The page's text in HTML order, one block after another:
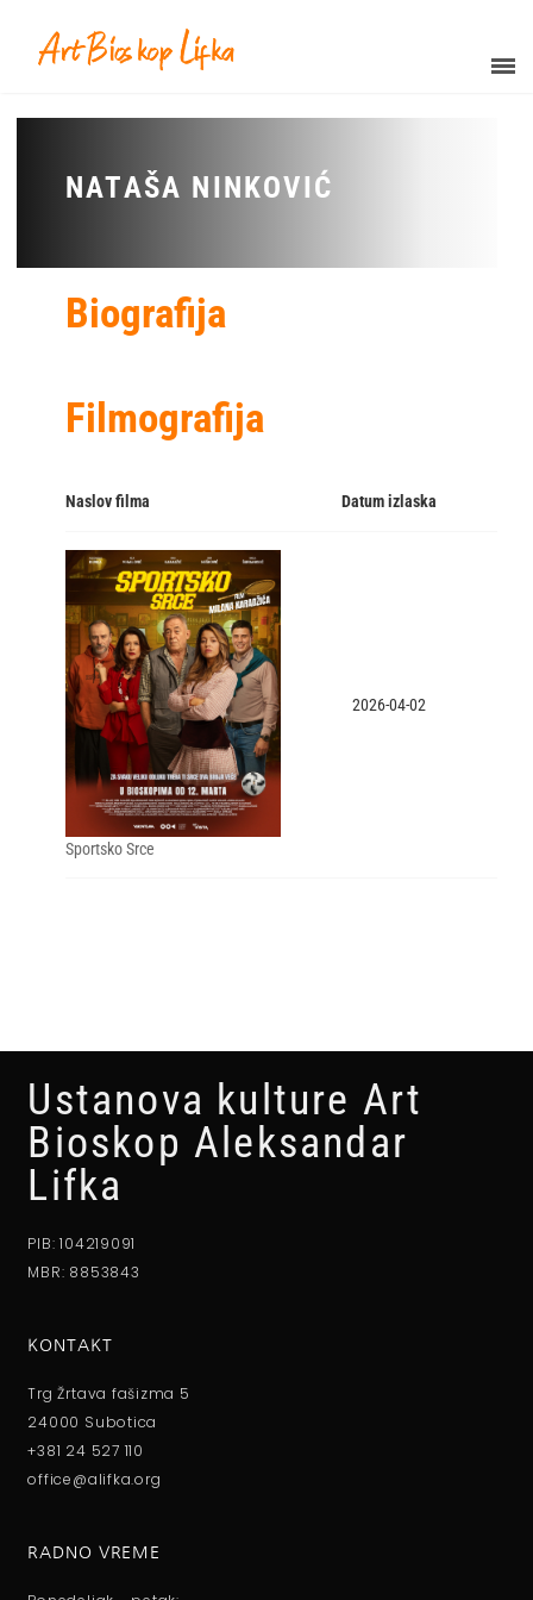
NATAŠA NINKOVIĆ
Biografija
Filmografija
Naslov filma Datum izlaska
Sportsko Srce
2026-04-02
Ustanova kulture Art
Bioskop Aleksandar
Lifka
PIB: 104219091
MBR: 8853843
KONTAKT
Trg Žrtava fašizma 5
24000 Subotica
+381 24 527 110
office@alifka.org
RADNO VREME